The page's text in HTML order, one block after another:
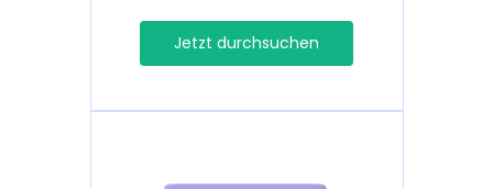
Jetzt durchsuchen